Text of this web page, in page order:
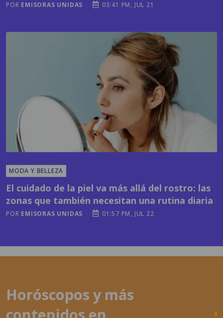
POR EMISORAS UNIDAS 03:41 PM, JUL 21
MODA Y BELLEZA
El cuidado de la piel va más allá del rostro: las
zonas que también necesitan una rutina diaria
POR EMISORAS UNIDAS 01:57 PM, JUL 22
Horóscopos y más